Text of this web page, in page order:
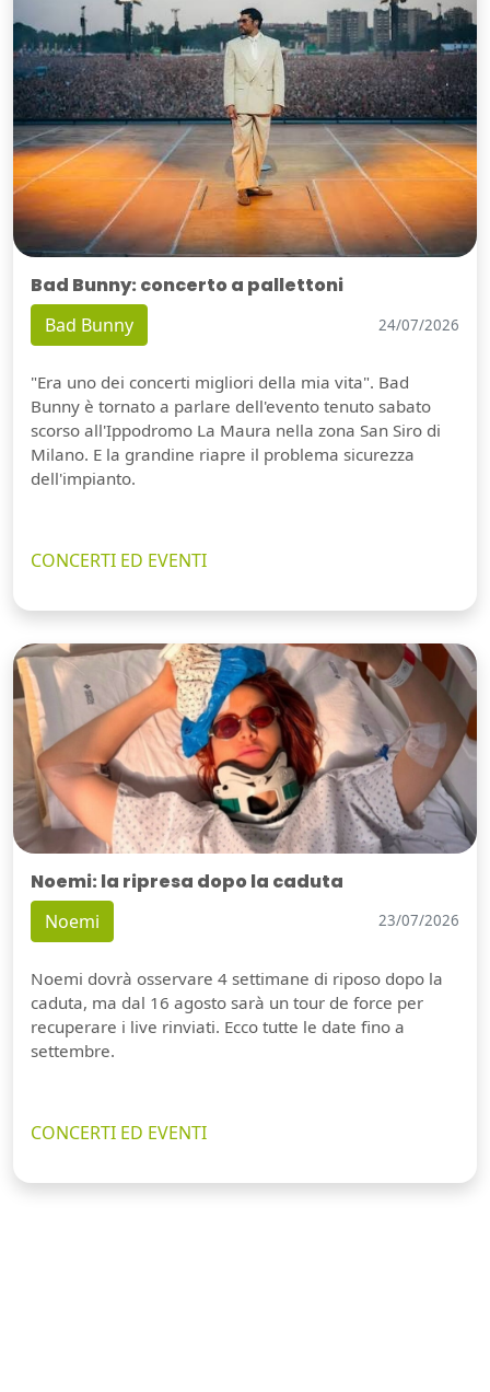
Bad Bunny: concerto a pallettoni
Bad Bunny 24/07/2026
"Era uno dei concerti migliori della mia vita". Bad
Bunny è tornato a parlare dell'evento tenuto sabato
scorso all'Ippodromo La Maura nella zona San Siro di
Milano. E la grandine riapre il problema sicurezza
dell'impianto.
CONCERTI ED EVENTI
Noemi: la ripresa dopo la caduta
Noemi 23/07/2026
Noemi dovrà osservare 4 settimane di riposo dopo la
caduta, ma dal 16 agosto sarà un tour de force per
recuperare i live rinviati. Ecco tutte le date fino a
settembre.
CONCERTI ED EVENTI